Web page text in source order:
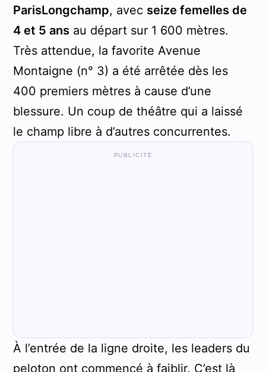
ParisLongchamp, avec seize femelles de
4 et 5 ansau départ sur 1 600 mètres.
Très attendue, la favorite Avenue
Montaigne (n° 3) a été arrêtée dès les
400 premiers mètres à cause d’une
blessure. Un coup de théâtre qui a laissé
le champ libre à d’autres concurrentes.
À l’entrée de la ligne droite, les leaders du
peloton ont commencé à faiblir. C’est là